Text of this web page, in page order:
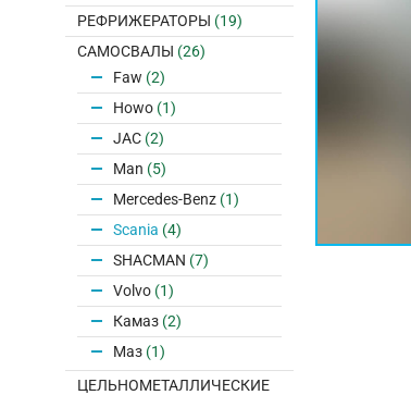
РЕФРИЖЕРАТОРЫ (19)
САМОСВАЛЫ (26)
Faw (2)
Howo (1)
JAC (2)
Man (5)
Mercedes-Benz (1)
Scania (4)
SHACMAN (7)
Volvo (1)
Камаз (2)
Маз (1)
ЦЕЛЬНОМЕТАЛЛИЧЕСКИЕ